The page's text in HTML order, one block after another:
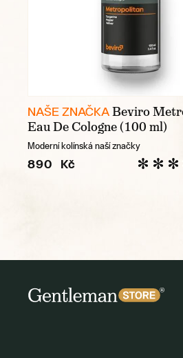
NAŠE ZNAČKABeviro
Eau De Cologne (100 ml)
Moderní kolínská naší značky
890 Kč